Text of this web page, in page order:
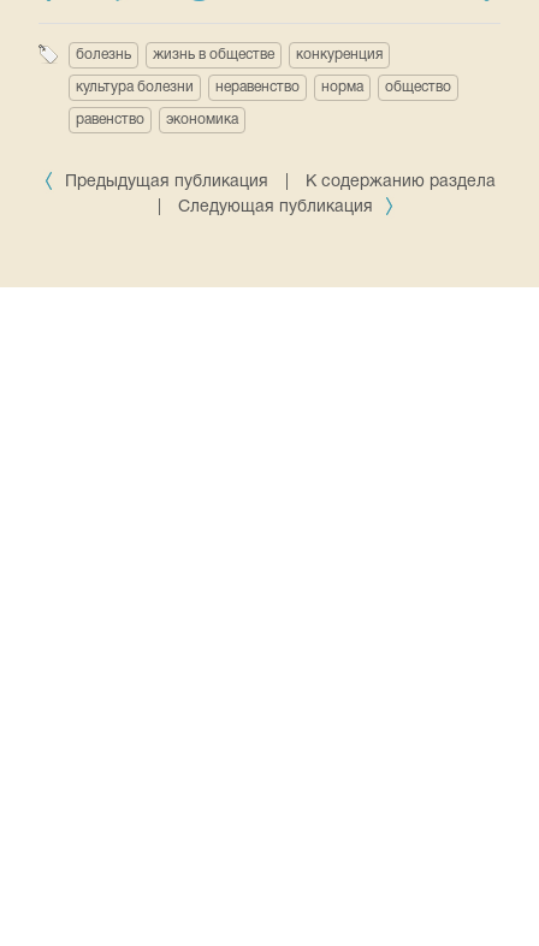
болезнь жизнь в обществе конкуренция
культура болезни неравенство норма общество
равенство экономика
Предыдущая публикация
К содержанию раздела
Следующая публикация